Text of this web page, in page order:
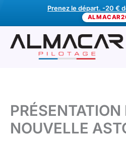
Prenez le départ. -20 €
contenu
PRÉSENTATION
NOUVELLE